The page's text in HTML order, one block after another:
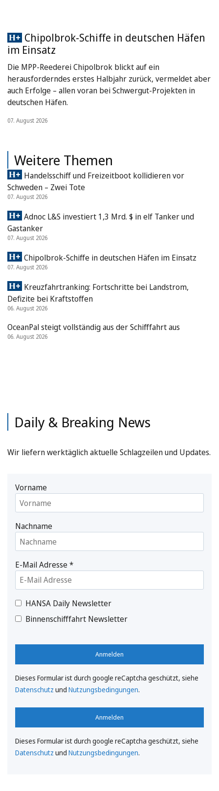
Chipolbrok-Schiffe in deutschen Häfen
im Einsatz
Die MPP-Reederei Chipolbrok blickt auf ein
herausforderndes erstes Halbjahr zurück, vermeldet aber
auch Erfolge – allen voran bei Schwergut-Projekten in
deutschen Häfen.
07. August 2026
Weitere Themen
Handelsschiff und Freizeitboot kollidieren vor
Schweden – Zwei Tote
07. August 2026
Adnoc L&S investiert 1,3 Mrd. $ in elf Tanker und
Gastanker
07. August 2026
Chipolbrok-Schiffe in deutschen Häfen im Einsatz
07. August 2026
Kreuzfahrtranking: Fortschritte bei Landstrom,
Defizite bei Kraftstoffen
06. August 2026
OceanPal steigt vollständig aus der Schifffahrt aus
06. August 2026
Daily & Breaking News
Wir liefern werktäglich aktuelle Schlagzeilen und Updates.
Vorname
Nachname
E-Mail Adresse*
HANSA Daily Newsletter
Binnenschifffahrt Newsletter
Anmelden
Dieses Formular ist durch google reCaptcha geschützt, siehe
Datenschutz und Nutzungsbedingungen.
Anmelden
Dieses Formular ist durch google reCaptcha geschützt, siehe
Datenschutz und Nutzungsbedingungen.